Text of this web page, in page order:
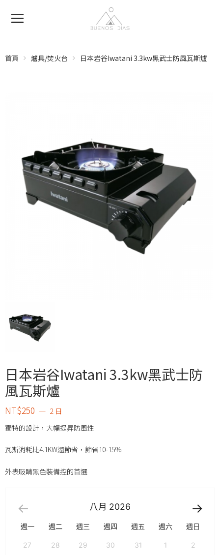
首頁 爐具/焚火台 日本岩谷Iwatani 3.3kw黑武士防風瓦斯爐
日本岩谷Iwatani 3.3kw黑武士防
風瓦斯爐
NT$250 2 日
獨特的設計，大幅提昇防風性
瓦斯消耗比4.1KW還節省，節省10-15%
外表吸睛黑色裝備控的首選
八月 2026
週一 週二 週三 週四 週五 週六 週日
27 28 29 30 31 1 2